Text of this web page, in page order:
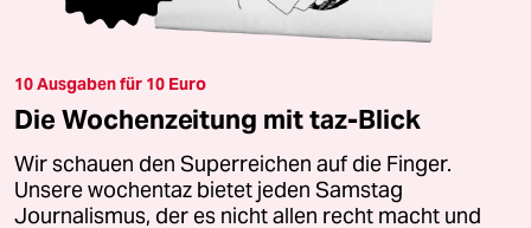
10 Ausgaben für 10 Euro
Die Wochenzeitung mit taz-Blick
Wir schauen den Superreichen auf die Finger.
Unsere wochentaz bietet jeden Samstag
Journalismus, der es nicht allen recht macht und